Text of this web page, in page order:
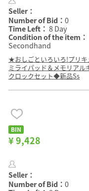
Seller：
Number of Bid： 0
Time Left： 8 Day
Condition of the item：
Secondhand
★おしごといろいろ!プリキ
ミライパッド＆メモリアル
クロックセット◆新品Ss
BIN
¥ 9,428
Seller：
Number of Bid： 0